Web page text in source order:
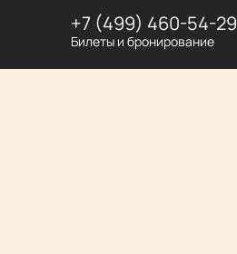
+7 (499) 460-54-29
Билеты и бронирование